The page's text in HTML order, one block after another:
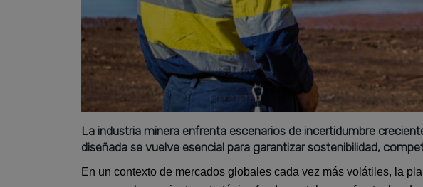
La industria minera enfrenta escenarios de incertidumbre
diseñada se vuelve esencial para garantizar sostenibilidad,
En un contexto de mercados globales cada vez más volátiles, la